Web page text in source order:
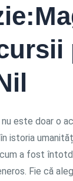
nu este doar o
istoria
a fost
Fie că